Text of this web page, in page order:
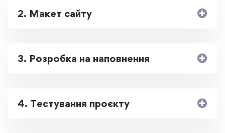
2. Макет сайту
3. Розробка на наповнення
4. Тестування проєкту